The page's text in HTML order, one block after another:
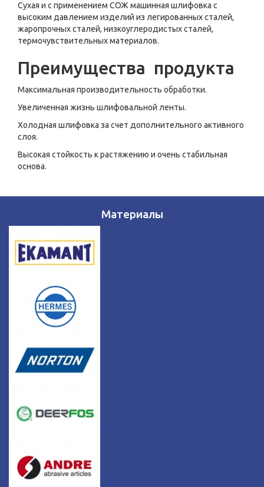
Сухая и с применением СОЖ машинная шлифовка c
высоким давлением изделий из легированных сталей,
жаропрочных сталей, низкоуглеродистых сталей,
термочувствительных материалов.
Преимущества продукта
Максимальная производительность обработки.
Увеличенная жизнь шлифовальной ленты.
Холодная шлифовка за счет дополнительного активного
слоя.
Высокая стойкость к растяжению и очень стабильная
основа.
Материалы